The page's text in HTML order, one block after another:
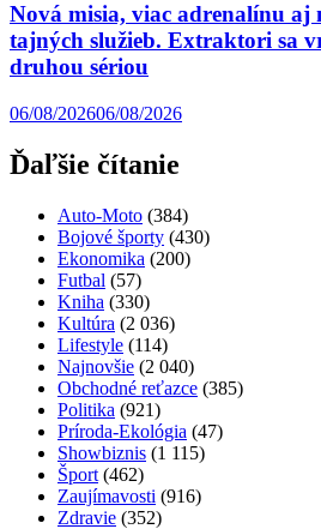
Nová misia, viac adrenalínu aj
tajných služieb. Extraktori sa
druhou sériou
06/08/202606/08/2026
Ďaľšie čítanie
Auto-Moto (384)
Bojové športy (430)
Ekonomika (200)
Futbal (57)
Kniha (330)
Kultúra (2 036)
Lifestyle (114)
Najnovšie (2 040)
Obchodné reťazce (385)
Politika (921)
Príroda-Ekológia (47)
Showbiznis (1 115)
Šport (462)
Zaujímavosti (916)
Zdravie (352)